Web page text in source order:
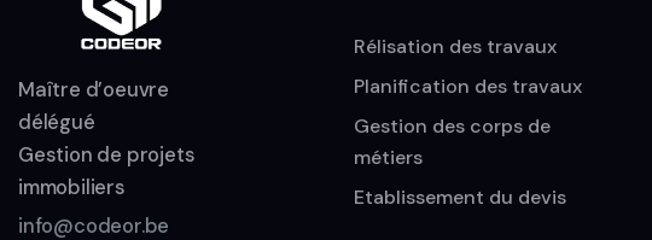
Maître d’oeuvre
délégué
Gestion de projets
immobiliers
info@codeor.be
Rélisation des travaux
Planification des travaux
Gestion des corps de
métiers
Etablissement du devis